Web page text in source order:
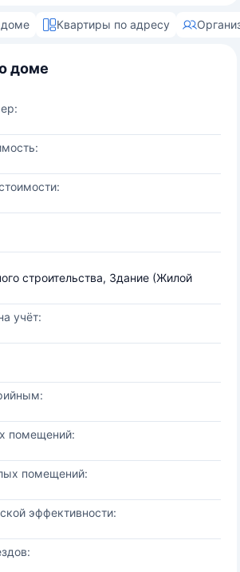
Квартиры по адресу
доме
строительства, Здание (Жилой
учёт:
помещений:
помещений:
эффективности: